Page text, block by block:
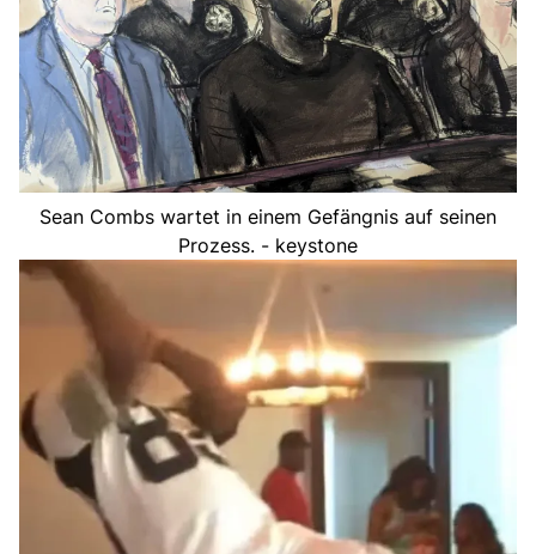
Sean Combs wartet in einem Gefängnis auf seinen
Prozess. - keystone